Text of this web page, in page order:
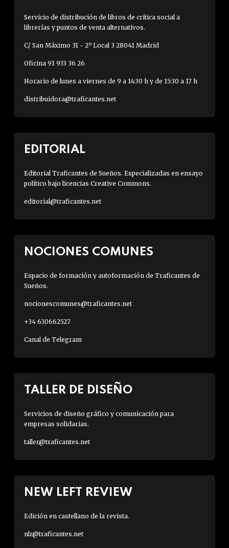
Servicio de distribución de libros de crítica social a
librerías y puntos de venta alternativos.
C/ San Máximo 31 - 2º Local 3 28041 Madrid
Oficina 91 933 36 26
Horario de lunes a viernes de 9 a 14:30 h y de 15:30 a 17 h
distribuidora@traficantes.net
EDITORIAL
Editorial Traficantes de Sueños. Especializadas en ensayo
político bajo licencias Creative Commons.
editorial@traficantes.net
NOCIONES COMUNES
Espacio de formación y autoformación de Traficantes de
Sueños.
nocionescomunes@traficantes.net
+34 630662527
Canal de Telegram
TALLER DE DISEÑO
Servicios de diseño gráfico y comunicación para
empresas solidarias.
taller@traficantes.net
NEW LEFT REVIEW
Edición en castellano de la revista.
nlr@traficantes.net